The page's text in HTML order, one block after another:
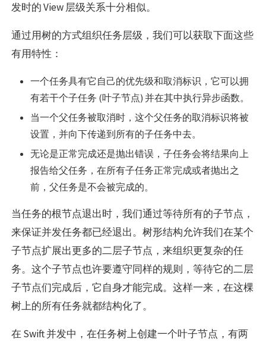
发时的 View 层级关系十分相似。
通过用树的方式组织任务层级，我们可以获取下面这些
有用特性：
一个任务具有它自己的优先级和取消标识，它可以拥
有若干个子任务 (叶子节点) 并在其中执行异步函数。
当一个父任务被取消时，这个父任务的取消标识将被
设置，并向下传递到所有的子任务中去。
无论是正常完成还是抛出错误，子任务会将结果向上
报告给父任务，在所有子任务正常完成或者抛出之
前，父任务是不会被完成的。
当任务的根节点退出时，我们通过等待所有的子节点，
来保证并发任务都已经退出。树形结构允许我们在某个
子节点扩展出更多的二层子节点，来组织更复杂的任
务。这个子节点也许要遵守同样的规则，等待它的二层
子节点们完成后，它自身才能完成。这样一来，在这棵
树上的所有任务就都结构化了。
在 Swift 并发中，在任务树上创建一个叶子节点，有两